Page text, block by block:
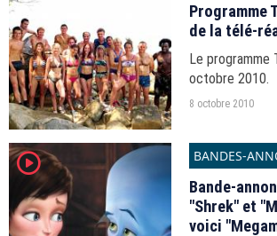
Programme
de la télé-
Le programme
octobre 2010.
8 octobre 2010
player2 BANDES-
Bande-
"Shrek" et
voici